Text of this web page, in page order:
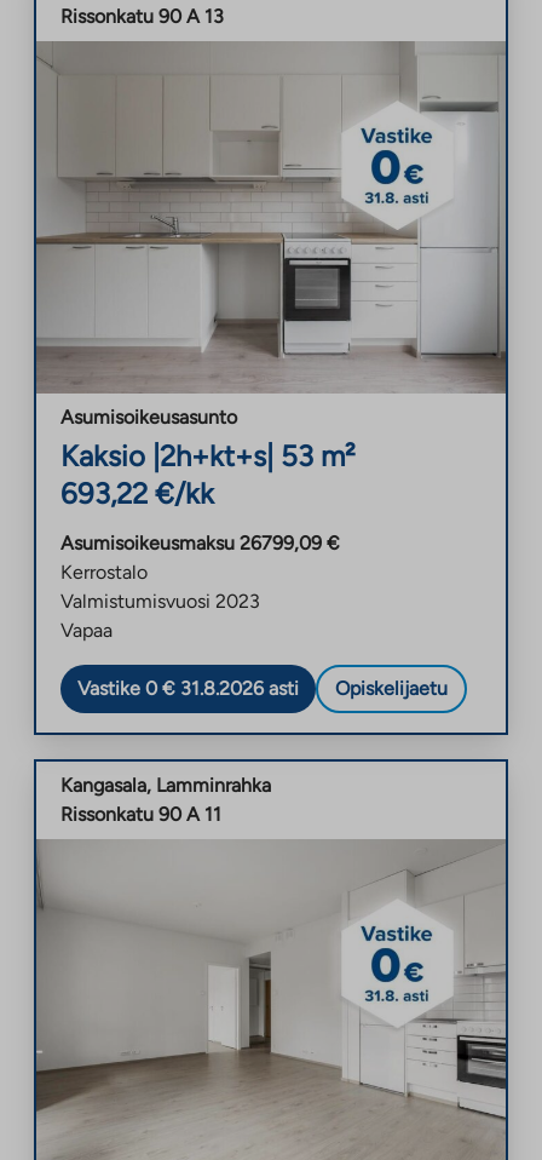
Rissonkatu 90 A 13
Asumisoikeusasunto
Kaksio 2h+kt+s| 53 m²
693,22 €/kk
Asumisoikeusmaksu 26799,09 €
Kerrostalo
Valmistumisvuosi 2023
Vapaa
Vastike 0 € 31.8.2026 asti Opiskelijaetu
Kangasala, Lamminrahka
Rissonkatu 90 A 11